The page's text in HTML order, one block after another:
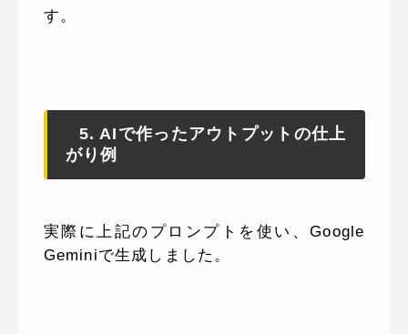
す。
5. AIで作ったアウトプットの仕上
がり例
実際に上記のプロンプトを使い、Google
Geminiで生成しました。